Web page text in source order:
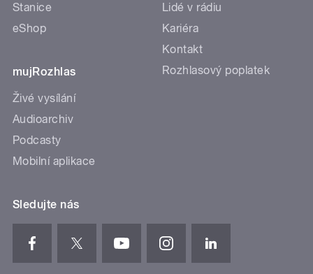
Stanice
eShop
mujRozhlas
Živé vysílání
Audioarchiv
Podcasty
Mobilní aplikace
Lidé v rádiu
Kariéra
Kontakt
Rozhlasový poplatek
Sledujte nás